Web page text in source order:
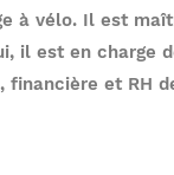
à vélo. Il est
il est en charge
financière et RH